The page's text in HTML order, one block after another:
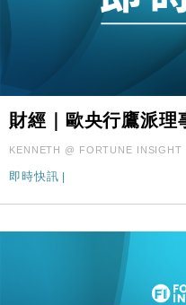
財經｜歐央行鷹派理
KENNETH @ FORTUNE INSIGHT
即時快訊